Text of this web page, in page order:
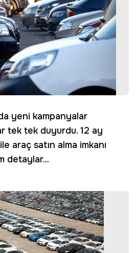
yeni kampanyalar
tek tek duyurdu. 12 ay
araç satın alma imkanı
detaylar...